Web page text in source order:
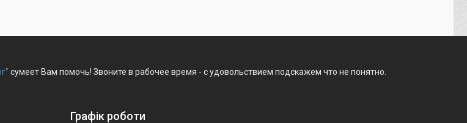
сумеет Вам помочь! Звоните в рабочее время - с удовольствием подскажем что не понятно.
Графік роботи